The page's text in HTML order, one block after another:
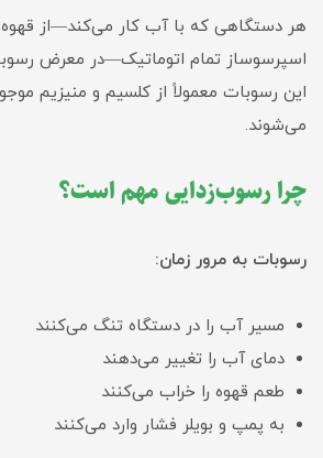
هر دستگاهی که با آب کار می‌کند—از قهوه
اسپرسوساز تمام اتوماتیک—در معرض
این رسوبات معمولاً از کلسیم و منیزیم
می‌شوند.
چرا رسوب‌زدایی مهم است؟
رسوبات به مرور زمان:
مسیر آب را در دستگاه تنگ می‌کنند
دمای آب را تغییر می‌دهند
طعم قهوه را خراب می‌کنند
به پمپ و بویلر فشار وارد می‌کنند